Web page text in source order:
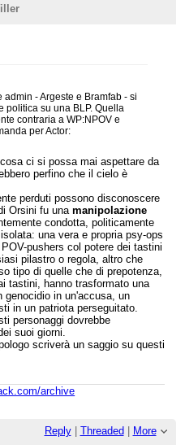
admin - Argeste e Bramfab - si
politica su una BLP. Quella
contraria a WP:NPOV e
per Actor:
ci si possa mai aspettare da
perfino che il cielo è
perduti possono disconoscere
Orsini fu unamanipolazione
condotta, politicamente
una vera e propria psy-ops
pushers col potere dei tastini
pilastro o regola, altro che
tipo di quelle che di prepotenza,
tastini, hanno trasformato una
genocidio in un'accusa, un
in un patriota perseguitato.
personaggi dovrebbe
suoi giorni.
scriverà un saggio su questi
archive
Reply| Threaded
More